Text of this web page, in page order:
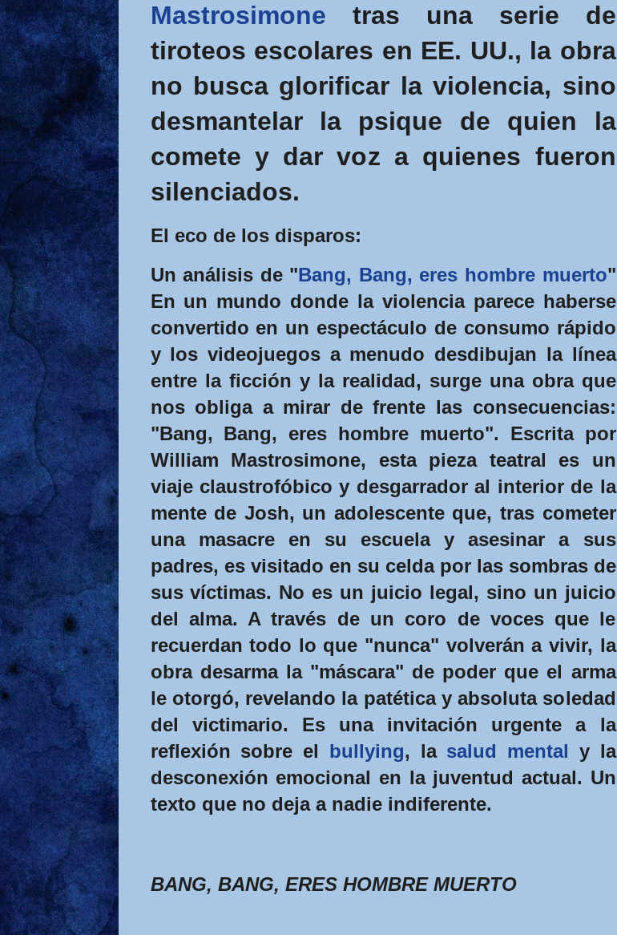
Mastrosimone tras una serie de
tiroteos escolares en EE. UU., la obra
no busca glorificar la violencia, sino
desmantelar la psique de quien la
comete y dar voz a quienes fueron
silenciados.
El eco de los disparos:
Un análisis de "Bang, Bang, eres hombre muerto"
En un mundo donde la violencia parece haberse
convertido en un espectáculo de consumo rápido
y los videojuegos a menudo desdibujan la línea
entre la ficción y la realidad, surge una obra que
nos obliga a mirar de frente las consecuencias:
"Bang, Bang, eres hombre muerto". Escrita por
William Mastrosimone, esta pieza teatral es un
viaje claustrofóbico y desgarrador al interior de la
mente de Josh, un adolescente que, tras cometer
una masacre en su escuela y asesinar a sus
padres, es visitado en su celda por las sombras de
sus víctimas. No es un juicio legal, sino un juicio
del alma. A través de un coro de voces que le
recuerdan todo lo que "nunca" volverán a vivir, la
obra desarma la "máscara" de poder que el arma
le otorgó, revelando la patética y absoluta soledad
del victimario. Es una invitación urgente a la
reflexión sobre el bullying, la salud mental y la
desconexión emocional en la juventud actual. Un
texto que no deja a nadie indiferente.
BANG, BANG, ERES HOMBRE MUERTO